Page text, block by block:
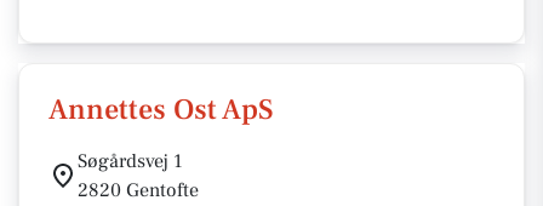
Annettes Ost ApS
Søgårdsvej 1
2820 Gentofte